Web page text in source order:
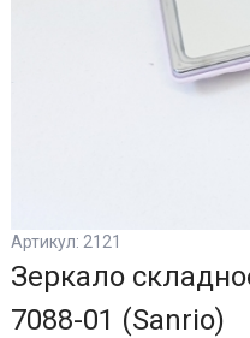
Артикул: 2121
Зеркало
7088-01 (Sanrio)